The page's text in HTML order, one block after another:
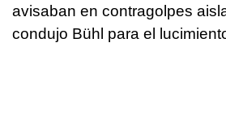
avisaban en contragolpes
condujo Bühl para el